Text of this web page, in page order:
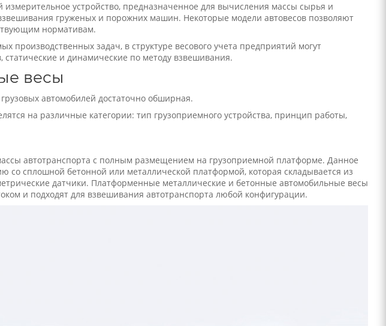
устройство, предназначенное для вычисления массы сырья и
груженых и порожних машин. Некоторые модели автовесов позволяют
нормативам.
производственных задач, в структуре весового учета предприятий могут
и динамические по методу взвешивания.
весы
автомобилей достаточно обширная.
на различные категории: тип грузоприемного устройства, принцип работы,
автотранспорта с полным размещением на грузоприемной платформе. Данное
со сплошной бетонной или металлической платформой, которая складывается из
датчики. Платформенные металлические и бетонные автомобильные весы
и подходят для взвешивания автотранспорта любой конфигурации.